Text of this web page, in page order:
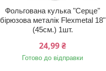
Фольгована кулька "Серце"
бірюзова металік Flexmetal 18"
(45см.) 1шт.
24,99 ₴
Готово до відправки